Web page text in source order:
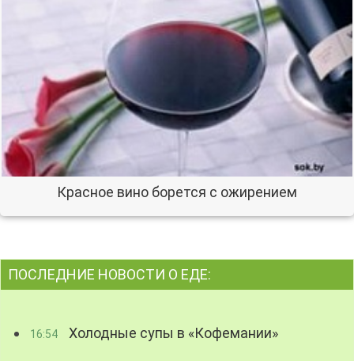
Красное вино борется с ожирением
ПОСЛЕДНИЕ НОВОСТИ О ЕДЕ:
16:54 Холодные супы в «Кофемании»